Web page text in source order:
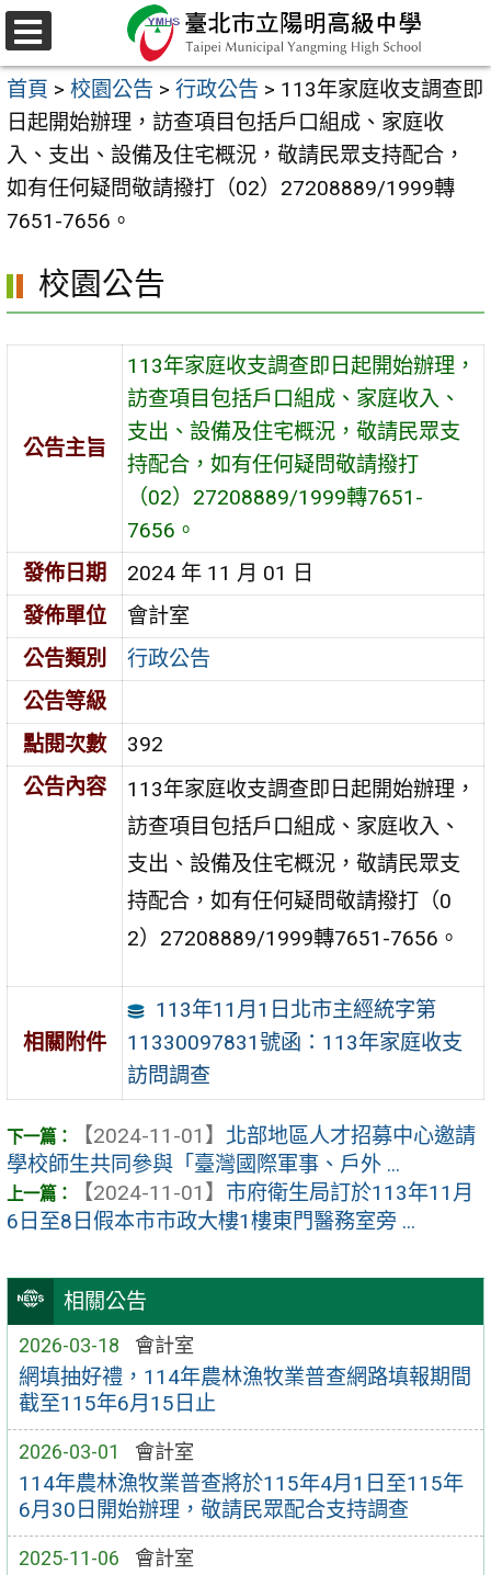
跳
至
主
要
內
容
區
選
單
首頁 > 校園公告 > 行政公告 > 113年家庭收支調查即
日起開始辦理，訪查項目包括戶口組成、家庭收
入、支出、設備及住宅概況，敬請民眾支持配合，
如有任何疑問敬請撥打（02）27208889/1999轉
7651-7656。
相關公告
2026-03-18 會計室
網填抽好禮，114年農林漁牧業普查網路填報期間
截至115年6月15日止
2026-03-01 會計室
114年農林漁牧業普查將於115年4月1日至115年
6月30日開始辦理，敬請民眾配合支持調查
2025-11-06 會計室
校園公告
公告主旨
113年家庭收支調查即日起開始辦理，
訪查項目包括戶口組成、家庭收入、
支出、設備及住宅概況，敬請民眾支
持配合，如有任何疑問敬請撥打
（02）27208889/1999轉7651-
7656。
發佈日期
2024 年 11 月 01 日
發佈單位
會計室
公告類別
行政公告
公告等級
點閱次數
392
公告內容
113年家庭收支調查即日起開始辦理，
訪查項目包括戶口組成、家庭收入、
支出、設備及住宅概況，敬請民眾支
持配合，如有任何疑問敬請撥打（0
2）27208889/1999轉7651-7656。
相關附件
113年11月1日北市主經統字第
11330097831號函：113年家庭收支
訪問調查
【2024-11-01】 北部地區人才招募中心邀請
學校師生共同參與「臺灣國際軍事、戶外 ...
【2024-11-01】 市府衛生局訂於113年11月
6日至8日假本市市政大樓1樓東門醫務室旁 ...